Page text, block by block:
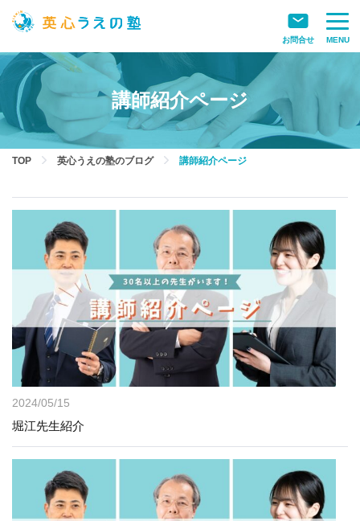
MENU
お問合せ
講師紹介ページ
TOP 英心うえの塾のブログ 講師紹介ページ
2024/05/15
堀江先生紹介